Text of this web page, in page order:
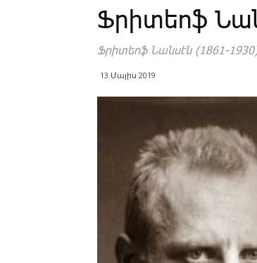
Ֆրիտեոֆ
Ֆրիտեոֆ Նանսէն (1861-
13 Մայիս 2019